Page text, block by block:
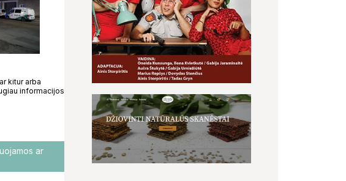
kitur arba
informacijos
ar